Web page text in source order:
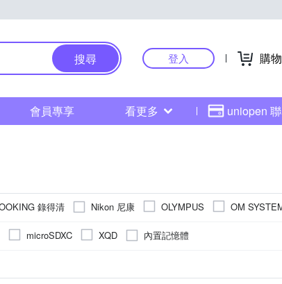
搜尋 登入 購
會員專享 看更多 uniopen
錄得清 Nikon 尼康 OLYMPUS
OM
其他品牌
microSDXC XQD
內置記憶體